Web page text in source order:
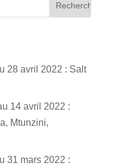
28 avril 2022 : Salt
14 avril 2022 :
Mtunzini,
31 mars 2022 :